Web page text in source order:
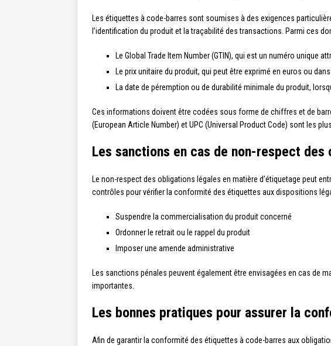
Les étiquettes à code-barres sont soumises à des exigences
l’identification du produit et la traçabilité des transactions. Parmi ces
Le Global Trade Item Number (GTIN), qui est un numéro unique
Le prix unitaire du produit, qui peut être exprimé en euros ou
La date de péremption ou de durabilité minimale du produit,
Ces informations doivent être codées sous forme de chiffres et de
(European Article Number) et UPC (Universal Product Code) sont les
Les sanctions en cas de non-respect
Le non-respect des obligations légales en matière d’étiquetage peut
contrôles pour vérifier la conformité des étiquettes aux dispositions
Suspendre la commercialisation du produit concerné
Ordonner le retrait ou le rappel du produit
Imposer une amende administrative
Les sanctions pénales peuvent également être envisagées en cas de
importantes.
Les bonnes pratiques pour assurer la
Afin de garantir la conformité des étiquettes à code-barres aux